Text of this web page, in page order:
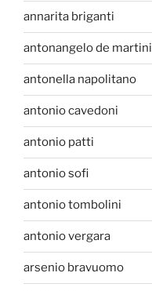
annarita briganti
antonangelo de martini
antonella napolitano
antonio cavedoni
antonio patti
antonio sofi
antonio tombolini
antonio vergara
arsenio bravuomo